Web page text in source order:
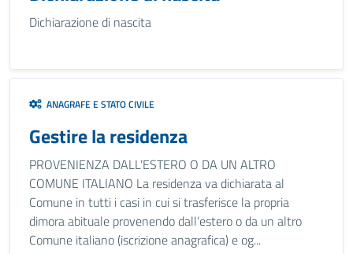
Dichiarazione di nascita
ANAGRAFE E STATO CIVILE
Gestire la residenza
PROVENIENZA DALL’ESTERO O DA UN ALTRO
COMUNE ITALIANO La residenza va dichiarata al
Comune in tutti i casi in cui si trasferisce la propria
dimora abituale provenendo dall’estero o da un altro
Comune italiano (iscrizione anagrafica) e og...